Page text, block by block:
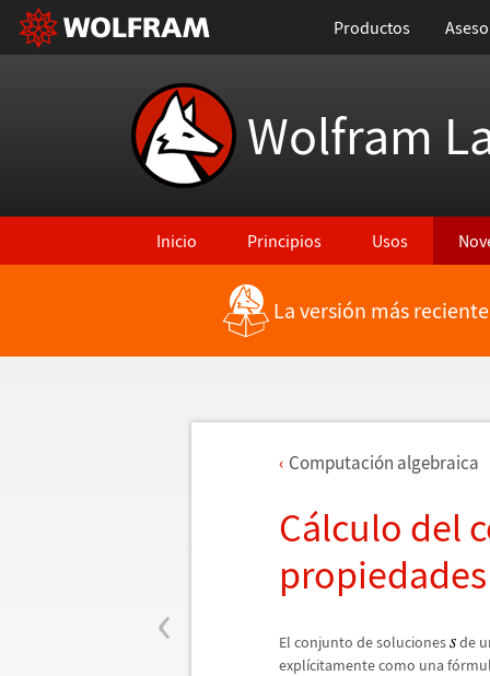
Productos
Wolfram
Inicio Principios Usos
La versión más
‹
Computación algebraica
Cálculo del
El conjunto de soluciones
de
explícitamente como una fó